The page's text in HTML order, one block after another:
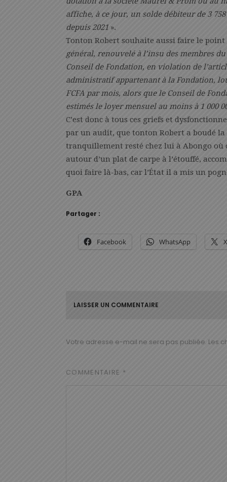
affiche, à ce jour, un solde débiteur de 3 758
depuis 2021 ».
Tonton Robert souhaite aussi faire le
général, renouvelé à l’insu des membres
Conseil de Fondation, en violation de
administratif appartenant à la Fondation,
FCFA par mois, alors que le Conseil de
estimés le loyer mensuel au moins à 1 000
C’est donc à tous ces griefs et
par un audit, que tonton Robert a boudé
tranquillement resté chez lui à Abongo où
autour d’un plat de carpe à l’étouffé,
quoi faire là-bas, car l’État il a mis un
GPA
Partager :
Facebook WhatsApp X
LAISSER UN COMMENTAIRE
Votre adresse e-mail ne sera pas publiée. Les
COMMENTAIRE *